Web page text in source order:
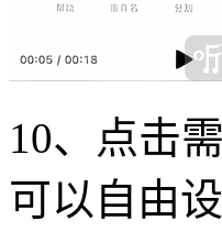
10、点击
可以自由